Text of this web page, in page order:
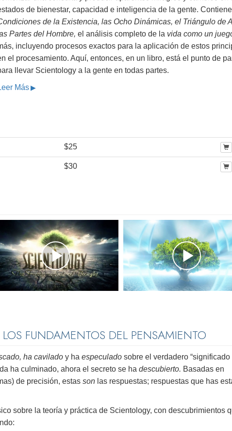
de bienestar, capacidad e inteligencia de la gente.
de la Existencia, las Ocho Dinámicas, el Triángulo de
Partes del Hombre, el análisis completo de la vida como un
incluyendo procesos exactos para la aplicación de estos
el procesamiento. Aquí, entonces, en un libro, está el punto de
llevar Scientology a la gente en todas partes.
Más
$25
$30
FUNDAMENTOS DEL PENSAMIENTO
ha cavilado y ha especulado sobre el verdadero “significado
ha culminado, ahora el secreto se ha descubierto. Basadas en
de precisión, estas son las respuestas; respuestas que has
sobre la teoría y práctica de Scientology, con descubrimientos